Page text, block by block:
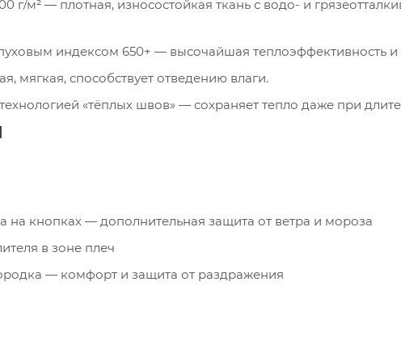
г/м² — плотная, износостойкая ткань с водо- и
индексом 650+ — высочайшая теплоэффективность и
мягкая, способствует отведению влаги.
«тёплых швов» — сохраняет тепло даже при
на кнопках — дополнительная защита от ветра и мороза
в зоне плеч
— комфорт и защита от раздражения
+ подпланка — полная герметизация центральной молнии